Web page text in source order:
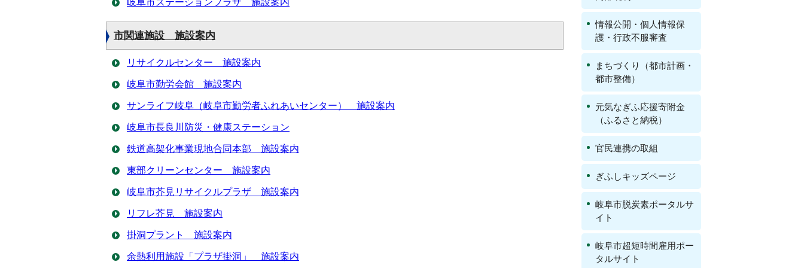
岐阜市ステーションプラザ 施設案内
市関連施設 施設案内
リサイクルセンター 施設案内
岐阜市勤労会館 施設案内
サンライフ岐阜（岐阜市勤労者ふれあいセンター） 施設案内
岐阜市長良川防災・健康ステーション
鉄道高架化事業現地合同本部 施設案内
東部クリーンセンター 施設案内
岐阜市芥見リサイクルプラザ 施設案内
リフレ芥見 施設案内
掛洞プラント 施設案内
余熱利用施設「プラザ掛洞」 施設案内
情報公開・個人情報保
護・行政不服審査
まちづくり（都市計画・
都市整備）
元気なぎふ応援寄附金
（ふるさと納税）
官民連携の取組
ぎふしキッズページ
岐阜市脱炭素ポータルサ
イト
岐阜市超短時間雇用ポー
タルサイト